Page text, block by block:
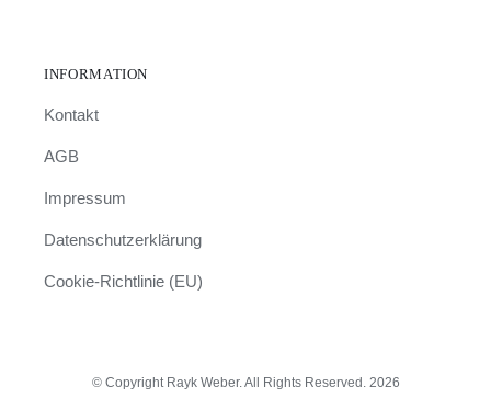
INFORMATION
Kontakt
AGB
Impressum
Datenschutzerklärung
Cookie-Richtlinie (EU)
© Copyright Rayk Weber. All Rights Reserved. 2026